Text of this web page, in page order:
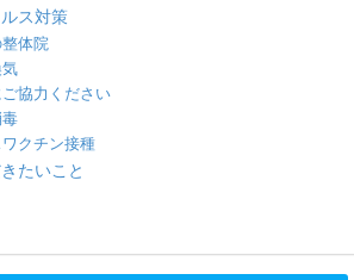
ス対策
体院
協力ください
クチン接種
たいこと